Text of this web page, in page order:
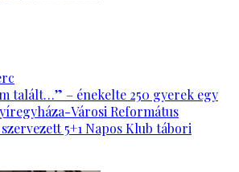
talált…” – énekelte 250 gyerek egy
Városi Református
5+1 Napos Klub tábori